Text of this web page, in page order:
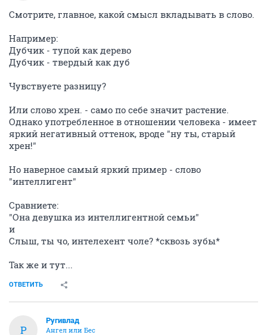
Смотрите, главное, какой смысл вкладывать в слово.
Например:
Дубчик - тупой как дерево
Дубчик - твердый как дуб
Чувствуете разницу?
Или слово хрен. - само по себе значит растение.
Однако употребленное в отношении человека - имеет
яркий негативный оттенок, вроде "ну ты, старый
хрен!"
Но наверное самый яркий пример - слово
"интеллигент"
Сравниете:
"Она девушка из интеллигентной семьи"
и
Слыш, ты чо, интелехент чоле? *сквозь зубы*
Так же и тут...
ОТВЕТИТЬ
Р
Ругивлад
Ангел или Бес